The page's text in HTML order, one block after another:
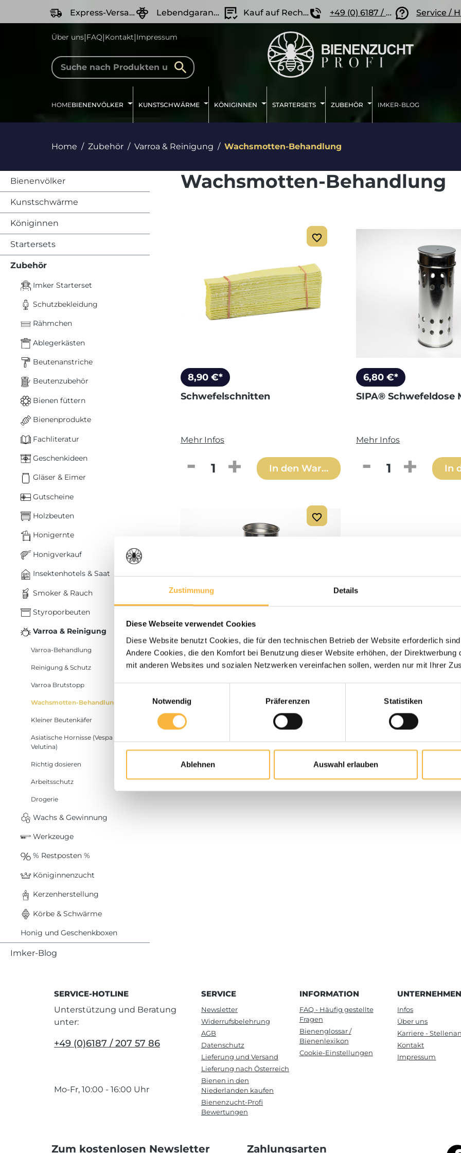
Zustimmung Details
Diese Webseite verwendet Cookies
Diese Website benutzt Cookies, die für den technischen Betrieb der Website erforderlich
Andere Cookies, die den Komfort bei Benutzung dieser Website erhöhen, der Direktwerbung
mit anderen Websites und sozialen Netzwerken vereinfachen sollen, werden nur mit Ihrer
Notwendig
Präferenzen Statistiken
Ablehnen Auswahl erlauben
Zur Hauptnavigation springen
Express-Versand Lebendgarantie Kauf auf Rechnung +49 (0) 6187 / 207 57 86 Service /
Über uns|FAQ|Kontakt|Impressum
HOMEBIENENVÖLKER KUNSTSCHWÄRME KÖNIGINNEN STARTERSETS ZUBEHÖR IMKER-BLOG
Home Zubehör Varroa & Reinigung Wachsmotten-Behandlung
Bienenvölker
Kunstschwärme
Königinnen
Startersets
Zubehör
Imker Starterset
Schutzbekleidung
Rähmchen
Ablegerkästen
Beutenanstriche
Beutenzubehör
Bienen füttern
Bienenprodukte
Fachliteratur
Geschenkideen
Gläser & Eimer
Gutscheine
Holzbeuten
Honigernte
Honigverkauf
Insektenhotels & Saat
Smoker & Rauch
Styroporbeuten
Varroa & Reinigung
Varroa-Behandlung
Reinigung & Schutz
Varroa Brutstopp
Wachsmotten-Behandlung
Kleiner Beutenkäfer
Asiatische Hornisse (Vespa
Velutina)
Richtig dosieren
Arbeitsschutz
Drogerie
Wachs & Gewinnung
Werkzeuge
% Restposten %
Königinnenzucht
Kerzenherstellung
Körbe & Schwärme
Honig und Geschenkboxen
Imker-Blog
Wachsmotten-Behandlung
8,90 €*
Schwefelschnitten
Mehr Infos
Produkt Anzahl: Gib den gewünschten
In den Warenkorb
6,80 €*
SIPA® Schwefeldose
Mehr Infos
Produkt In
7,90 €*
Mehr Infos
Produkt Anzahl: Gib den gewünschten Wert
In den Warenkorb
SERVICE-HOTLINE
Unterstützung und Beratung
unter:
+49 (0)6187 / 207 57 86
Mo-Fr, 10:00 - 16:00 Uhr
SERVICE
Newsletter
Widerrufsbelehrung
AGB
Datenschutz
Lieferung und Versand
Lieferung nach Österreich
Bienen in den
Niederlanden kaufen
Bienenzucht-Profi
Bewertungen
INFORMATION
FAQ - Häufig gestellte
Fragen
Bienenglossar /
Bienenlexikon
Cookie-Einstellungen
UNTERNEHMEN
Infos
Über uns
Karriere -
Kontakt
Impressum
Zum kostenlosen Newsletter Zahlungsarten